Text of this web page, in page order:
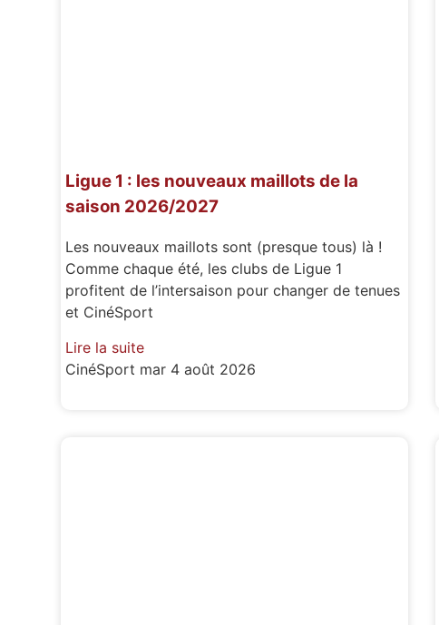
Ligue 1 : les nouveaux maillots de la
saison 2026/2027
Les nouveaux maillots sont (presque tous) là !
Comme chaque été, les clubs de Ligue 1
profitent de l’intersaison pour changer de tenues
et CinéSport
Lire la suite
CinéSport mar 4 août 2026